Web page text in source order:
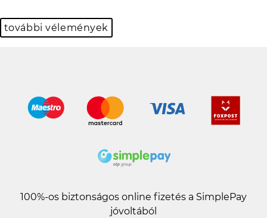
további vélemények
100%-os biztonságos online fizetés a SimplePay
jóvoltából